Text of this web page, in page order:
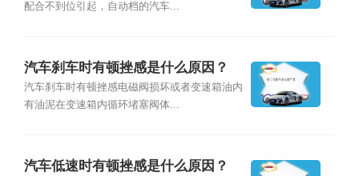
配合不到位引起，自动档的汽车...
汽车刹车时有顿挫感是什么原因？
汽车刹车时有顿挫感电磁阀损坏或者变速箱油内
有油泥在变速箱内循环堵塞阀体...
汽车低速时有顿挫感是什么原因？